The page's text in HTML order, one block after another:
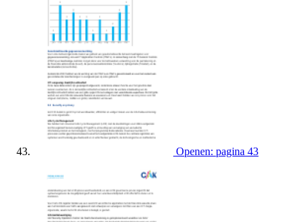
Openen: pagina 43